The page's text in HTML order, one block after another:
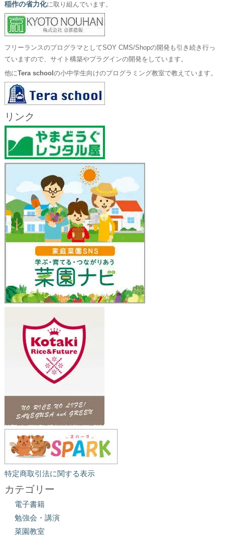
稲作の省力化に取り組んでいます。
フリーランスのプログラマとしてSOY CMS/Shopの開発も引き続き行っ
ていますので、サイト構築やプラグインの開発をしています。
他にTera school の小中学生向けのプログラミング教室で教えています。
リンク
特定商取引法に関する表示
カテゴリー
電子書籍
勉強会・講演
菜園教室